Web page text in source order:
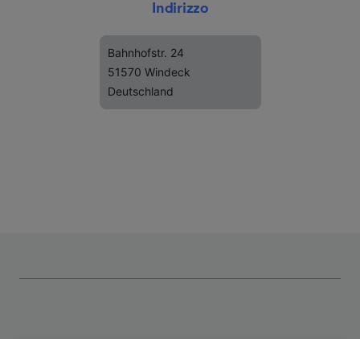
Indirizzo
Bahnhofstr. 24
51570 Windeck
Deutschland